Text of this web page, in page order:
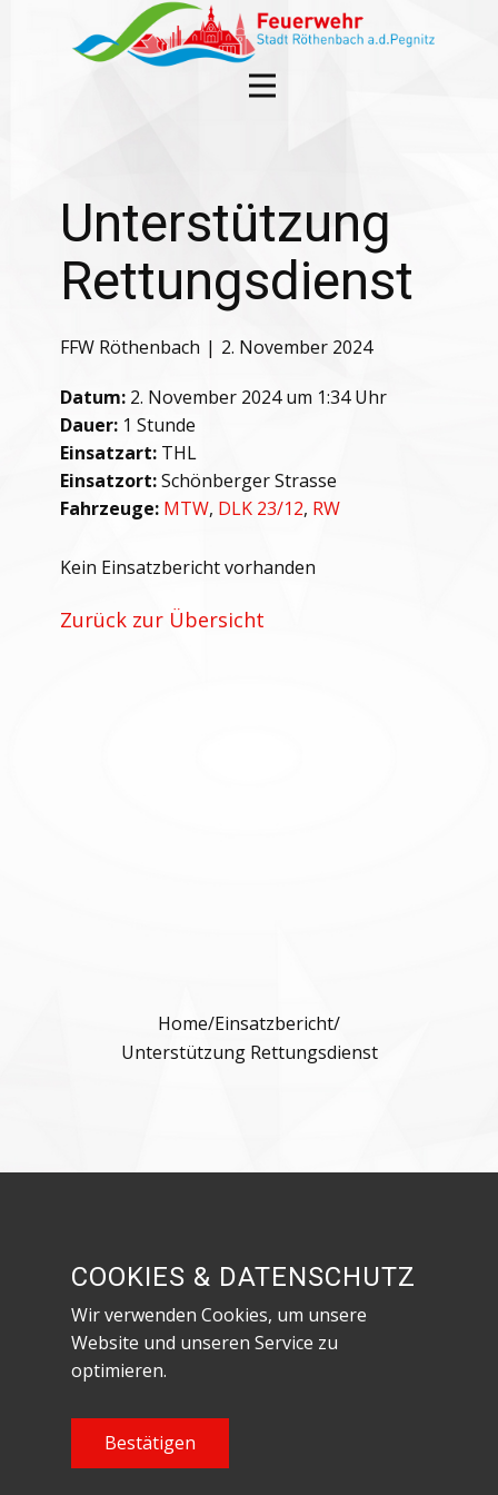
Unterstützung
Rettungsdienst
FFW Röthenbach 2. November 2024
Datum: 2. November 2024 um 1:34 Uhr
Dauer: 1 Stunde
Einsatzart: THL
Einsatzort:Schönberger Strasse
Fahrzeuge: MTW, DLK 23/12, RW
Kein Einsatzbericht vorhanden
Zurück zur Übersicht
Home/Einsatzbericht/
Unterstützung Rettungsdienst
der Pegnitz, 2023
Datenschutzerklärung & Impressum
COOKIES & DATENSCHUTZ
Wir verwenden Cookies, um unsere
Website und unseren Service zu
optimieren.
Bestätigen